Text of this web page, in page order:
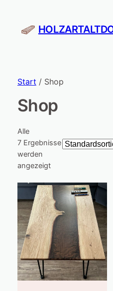
Start / Shop
Shop
Alle
7 Ergebnisse
werden
angezeigt